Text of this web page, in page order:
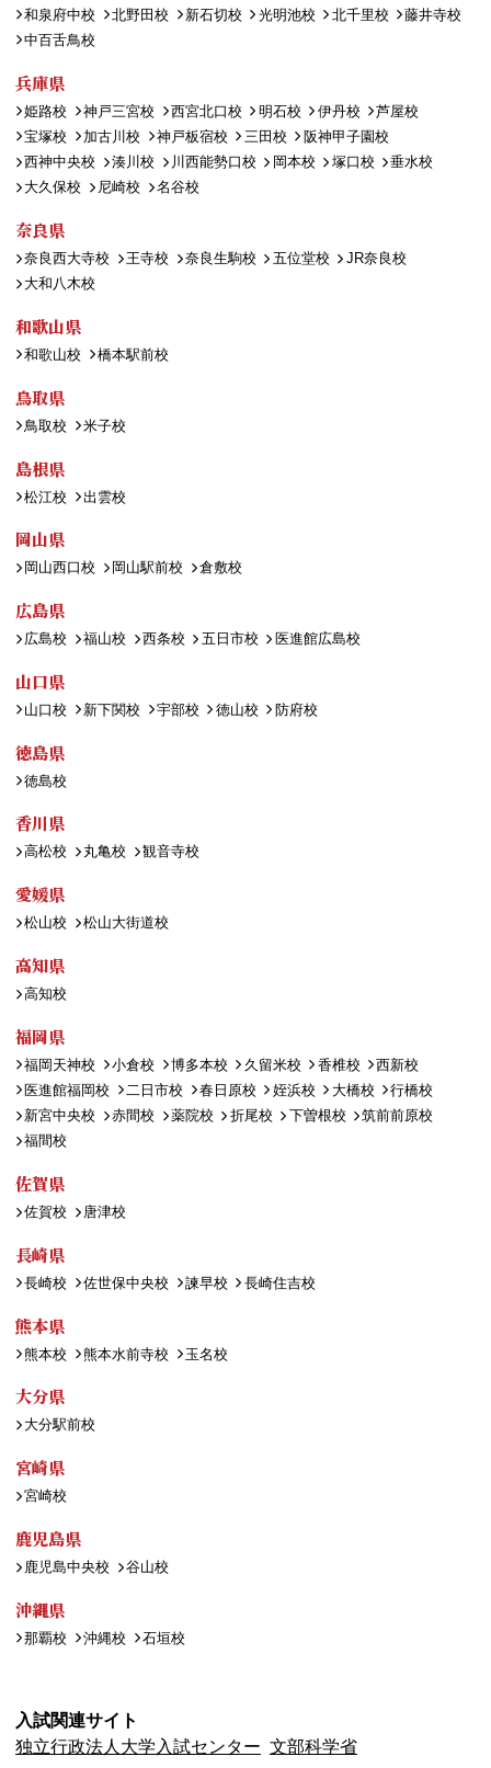
和泉府中校
北野田校 新石切校 光明池校 北千里校
藤井寺校
中百舌鳥校
兵庫県
姫路校 神戸三宮校 西宮北口校 明石校 伊丹校
芦屋校
宝塚校
加古川校 神戸板宿校 三田校
阪神甲子園校
西神中央校
湊川校 川西能勢口校 岡本校 塚口校
垂水校
大久保校
尼崎校 名谷校
奈良県
奈良西大寺校 王寺校 奈良生駒校 五位堂校
JR奈良校
大和八木校
和歌山県
和歌山校 橋本駅前校
鳥取県
鳥取校 米子校
島根県
松江校 出雲校
岡山県
岡山西口校 岡山駅前校 倉敷校
広島県
広島校 福山校 西条校 五日市校 医進館広島校
山口県
山口校 新下関校 宇部校 徳山校 防府校
徳島県
徳島校
香川県
高松校 丸亀校 観音寺校
愛媛県
松山校 松山大街道校
高知県
高知校
福岡県
福岡天神校 小倉校 博多本校 久留米校 香椎校
西新校
医進館福岡校
二日市校 春日原校 姪浜校 大橋校
行橋校
新宮中央校
赤間校 薬院校 折尾校 下曽根校
筑前前原校
福間校
佐賀県
佐賀校 唐津校
長崎県
長崎校 佐世保中央校 諫早校 長崎住吉校
熊本県
熊本校 熊本水前寺校 玉名校
大分県
大分駅前校
宮崎県
宮崎校
鹿児島県
鹿児島中央校 谷山校
沖縄県
那覇校 沖縄校 石垣校
入試関連サイト
独立行政法人大学入試センター 文部科学省